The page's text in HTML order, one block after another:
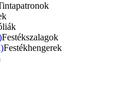
Festékszalagok
Festékhengerek